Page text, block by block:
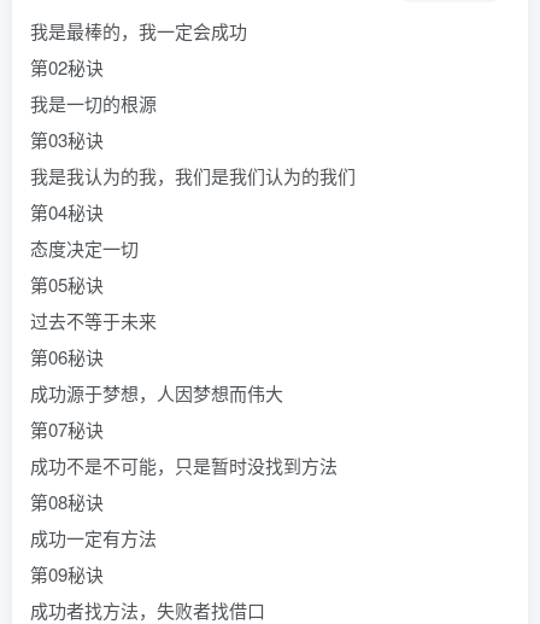
我是最棒的，我一定会成功
第02秘诀
我是一切的根源
第03秘诀
我是我认为的我，我们是我们认为的我们
第04秘诀
态度决定一切
第05秘诀
过去不等于未来
第06秘诀
成功源于梦想，人因梦想而伟大
第07秘诀
成功不是不可能，只是暂时没找到方法
第08秘诀
成功一定有方法
第09秘诀
成功者找方法，失败者找借口